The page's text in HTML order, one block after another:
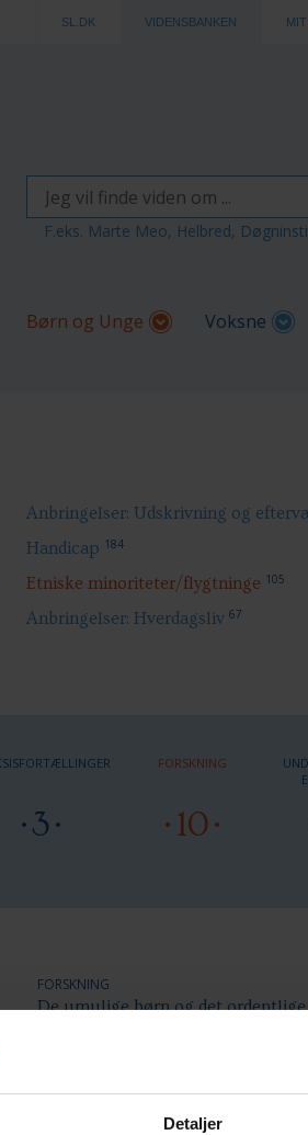
Detaljer
SL.DK VIDENSBANKEN MIT
F.eks. Marte Meo, Helbred,
Børn og Unge Voksne
Anbringelser: Udskrivning og
Handicap 184
Etniske minoriteter/flygtninge 105
Anbringelser: Hverdagsliv 67
3
FORSKNING
10
FORSKNING
De umulige børn og det
muslimske fællesskaber blandt